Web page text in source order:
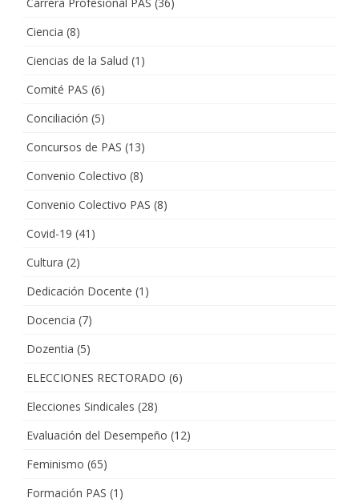
Ciencia (8)
Ciencias de la Salud (1)
Comité PAS (6)
Conciliación (5)
Concursos de PAS (13)
Convenio Colectivo (8)
Convenio Colectivo PAS (8)
Covid-19 (41)
Cultura (2)
Dedicación Docente (1)
Docencia (7)
Dozentia (5)
ELECCIONES RECTORADO (6)
Elecciones Sindicales (28)
Evaluación del Desempeño (12)
Feminismo (65)
Formación PAS (1)